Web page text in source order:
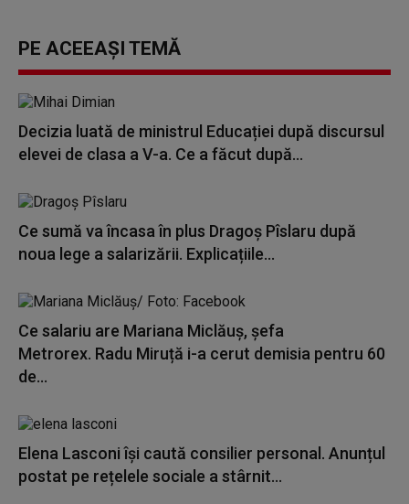
PE ACEEAȘI TEMĂ
Decizia luată de ministrul Educației după discursul
elevei de clasa a V-a. Ce a făcut după...
Ce sumă va încasa în plus Dragoș Pîslaru după
noua lege a salarizării. Explicațiile...
Ce salariu are Mariana Miclăuș, șefa
Metrorex. Radu Miruță i-a cerut demisia pentru 60
de...
Elena Lasconi își caută consilier personal. Anunțul
postat pe rețelele sociale a stârnit...